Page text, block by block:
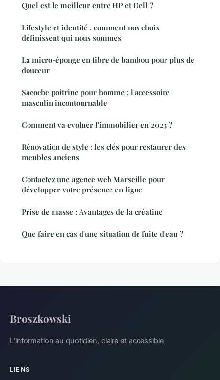
Quel est le meilleur entre HP et Dell ?
Lifestyle et identité : comment nos choix
définissent qui nous sommes
La micro-éponge en fibre de bambou pour plus de
douceur
Sacoche poitrine pour homme : l'accessoire
masculin incontournable
Comment va evoluer l'immobilier en 2023 ?
Rénovation de style : les clés pour restaurer des
meubles anciens
Contactez une agence web Marseille pour
développer votre présence en ligne
Prise de masse : Avantages de la créatine
Que faire en cas d'une situation de fuite d'eau ?
Broszkowski
L'information au quotidien, claire et accessible
LIENS